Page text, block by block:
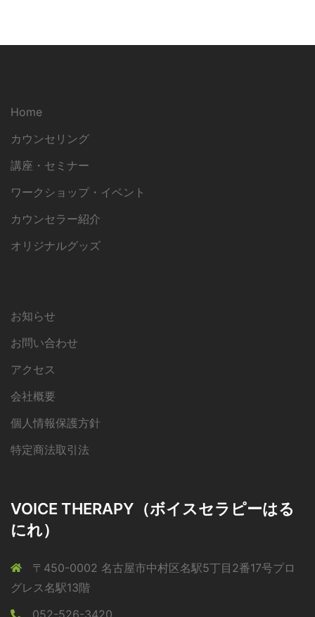
Home
カウンセリング
講座・セミナー
ワークショップ・イベント
カウンセラー紹介
オリジナルグッズ
お知らせ
お問い合わせ
アクセス
会社概要
個人情報保護方針
特定商法取引法
VOICE THERAPY（ボイスセラピーはる
にれ）
〒450-0002 名古屋市中村区名駅5丁目2番17号プロ
グレス名駅13階
052-526-3420